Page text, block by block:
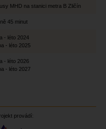
MHD na stanici metra B Zličín
45 minut
- léto 2024
- léto 2025
- léto 2026
- léto 2027
provádí: